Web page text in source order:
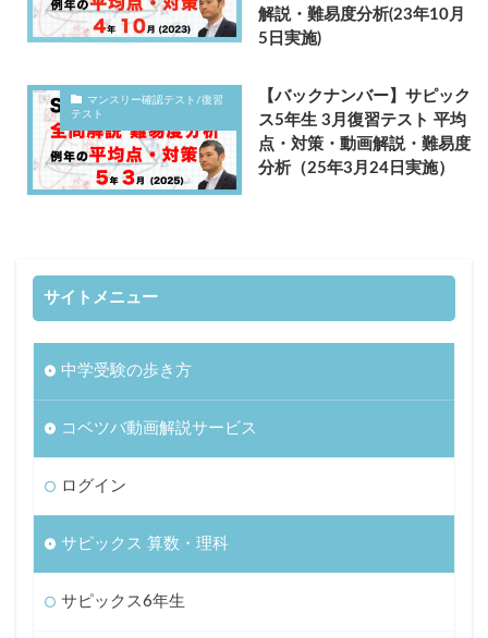
解説・難易度分析(23年10月
5日実施)
マンスリー確認テスト/復習
テスト
【バックナンバー】サピック
ス5年生 3月復習テスト 平均
点・対策・動画解説・難易度
分析（25年3月24日実施）
サイトメニュー
中学受験の歩き方
コベツバ動画解説サービス
ログイン
サピックス 算数・理科
サピックス6年生